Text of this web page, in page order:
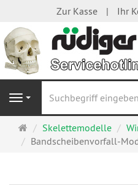
Zur Kasse Ihr
Navigation
Startseite
Skelettemodelle
Bandscheibenvorfall-